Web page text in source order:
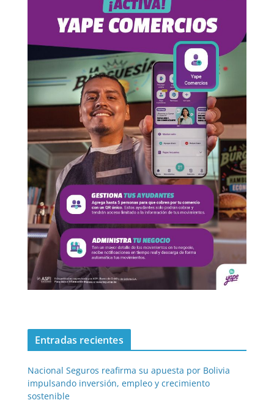
Entradas recientes
Nacional Seguros reafirma su apuesta por Bolivia
impulsando inversión, empleo y crecimiento
sostenible